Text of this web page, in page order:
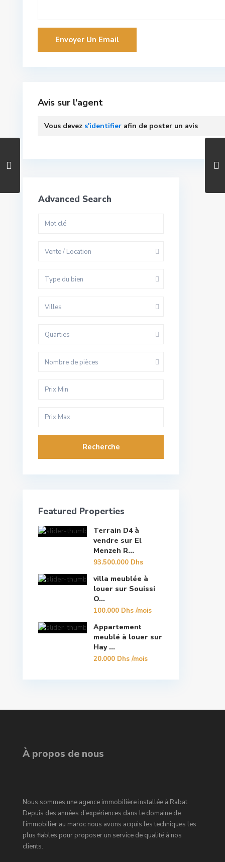
Avis sur l'agent
Vous devez s'identifier afin de poster un avis
Advanced Search
Vente / Location
Type du bien
Villes
Quarties
Nombre de pièces
Recherche
Featured Properties
Terrain D4 à
vendre sur El
Menzeh R...
93.500.000 Dhs
villa meublée à
louer sur Souissi
O...
100.000 Dhs/mois
Appartement
meublé à louer sur
Hay ...
20.000 Dhs/mois
À propos de nous
Nous sommes une agence immobilière installée à Rabat.
Depuis des années d’expériences dans le domaine de
l’immobilier au maroc nous avons acquis les techniques les
plus fiables pour proposer un service de qualité à nos
clients.